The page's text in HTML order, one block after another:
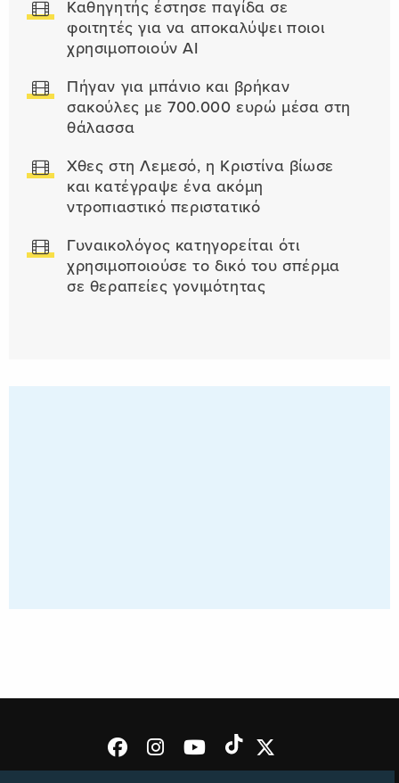
Καθηγητής έστησε παγίδα σε
φοιτητές για να αποκαλύψει ποιοι
χρησιμοποιούν AI
Πήγαν για μπάνιο και βρήκαν
σακούλες με 700.000 ευρώ μέσα στη
θάλασσα
Χθες στη Λεμεσό, η Κριστίνα βίωσε
και κατέγραψε ένα ακόμη
ντροπιαστικό περιστατικό
Γυναικολόγος κατηγορείται ότι
χρησιμοποιούσε το δικό του σπέρμα
σε θεραπείες γονιμότητας